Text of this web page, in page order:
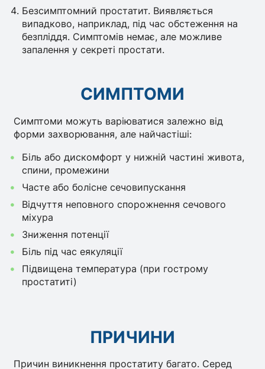
Безсимптомний простатит. Виявляється
випадково, наприклад, під час обстеження на
безпліддя. Симптомів немає, але можливе
запалення у секреті простати.
СИМПТОМИ
Симптоми можуть варіюватися залежно від
форми захворювання, але найчастіші:
Біль або дискомфорт у нижній частині живота,
спини, промежини
Часте або болісне сечовипускання
Відчуття неповного спорожнення сечового
міхура
Зниження потенції
Біль під час еякуляції
Підвищена температура (при гострому
простатиті)
ПРИЧИНИ
Причин виникнення простатиту багато. Серед